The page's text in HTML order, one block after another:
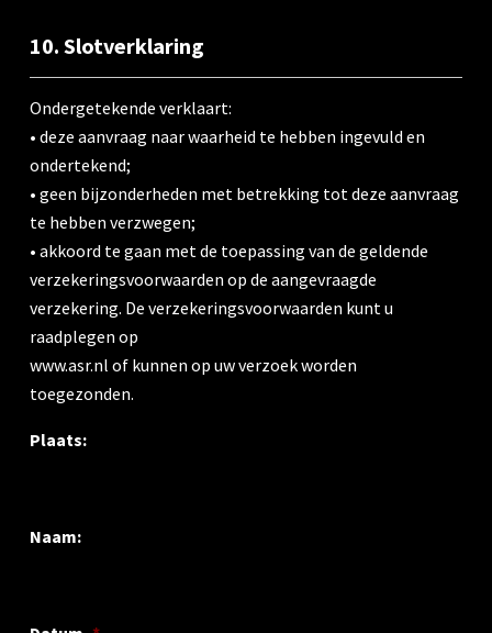
10. Slotverklaring
Ondergetekende verklaart:
• deze aanvraag naar waarheid te hebben ingevuld en
ondertekend;
• geen bijzonderheden met betrekking tot deze aanvraag
te hebben verzwegen;
• akkoord te gaan met de toepassing van de geldende
verzekeringsvoorwaarden op de aangevraagde
verzekering. De verzekeringsvoorwaarden kunt u
raadplegen op
www.asr.nl of kunnen op uw verzoek worden
toegezonden.
Plaats:
Naam: